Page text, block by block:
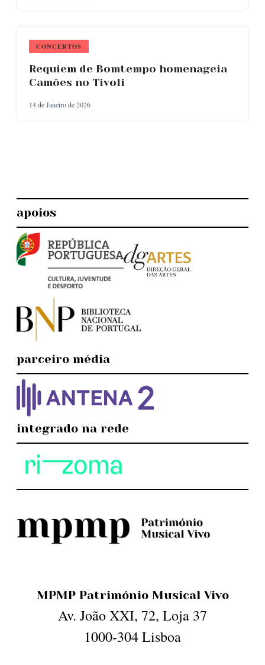
CONCERTOS
Requiem de Bomtempo homenageia
Camões no Tivoli
14 de Janeiro de 2026
apoios
parceiro média
integrado na rede
MPMP Património Musical Vivo
Av. João XXI, 72, Loja 37
1000-304 Lisboa